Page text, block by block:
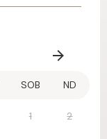
SOB ND
1 2